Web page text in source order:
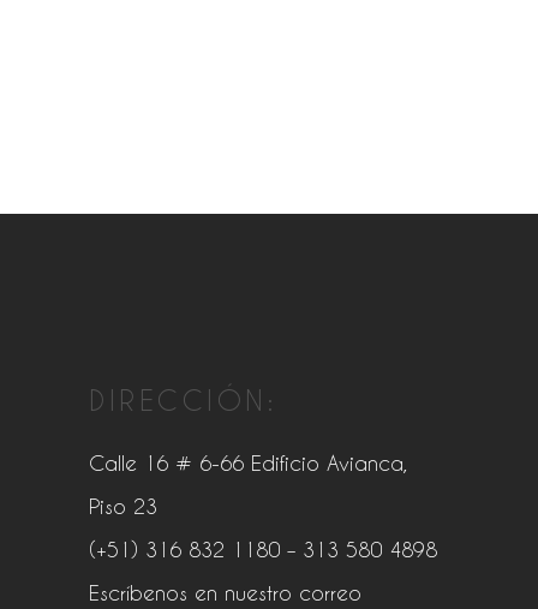
DIRECCIÓN:
Calle 16 # 6-66 Edificio Avianca,
Piso 23
(+51) 316 832 1180 – 313 580 4898
Escríbenos en nuestro correo